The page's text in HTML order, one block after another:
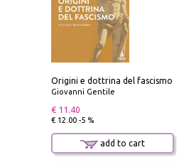
Origini e dottrina del fascismo
Giovanni Gentile
€ 11.40
€ 12.00 -5 %
add to cart